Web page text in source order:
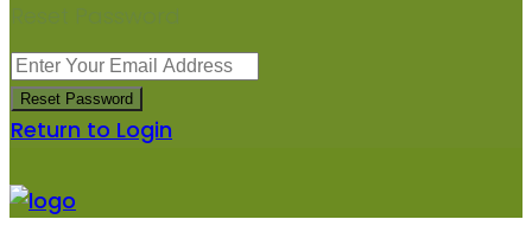
Reset Password
Reset Password
Return to Login